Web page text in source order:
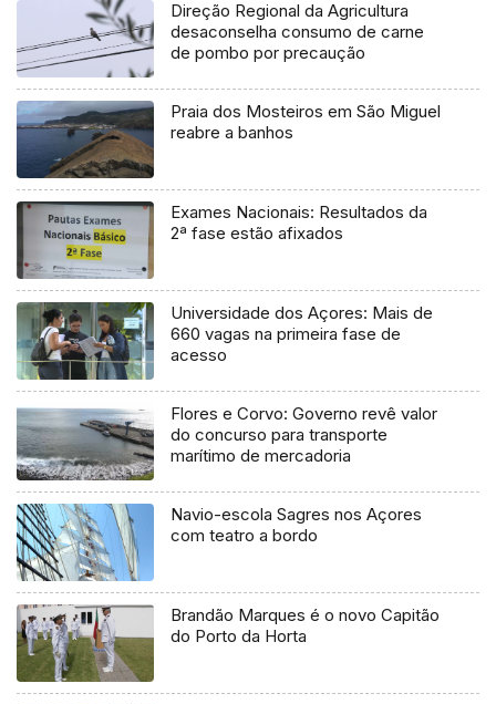
Direção Regional da Agricultura
desaconselha consumo de carne
de pombo por precaução
Praia dos Mosteiros em São Miguel
reabre a banhos
Exames Nacionais: Resultados da
2ª fase estão afixados
Universidade dos Açores: Mais de
660 vagas na primeira fase de
acesso
Flores e Corvo: Governo revê valor
do concurso para transporte
marítimo de mercadoria
Navio-escola Sagres nos Açores
com teatro a bordo
Brandão Marques é o novo Capitão
do Porto da Horta